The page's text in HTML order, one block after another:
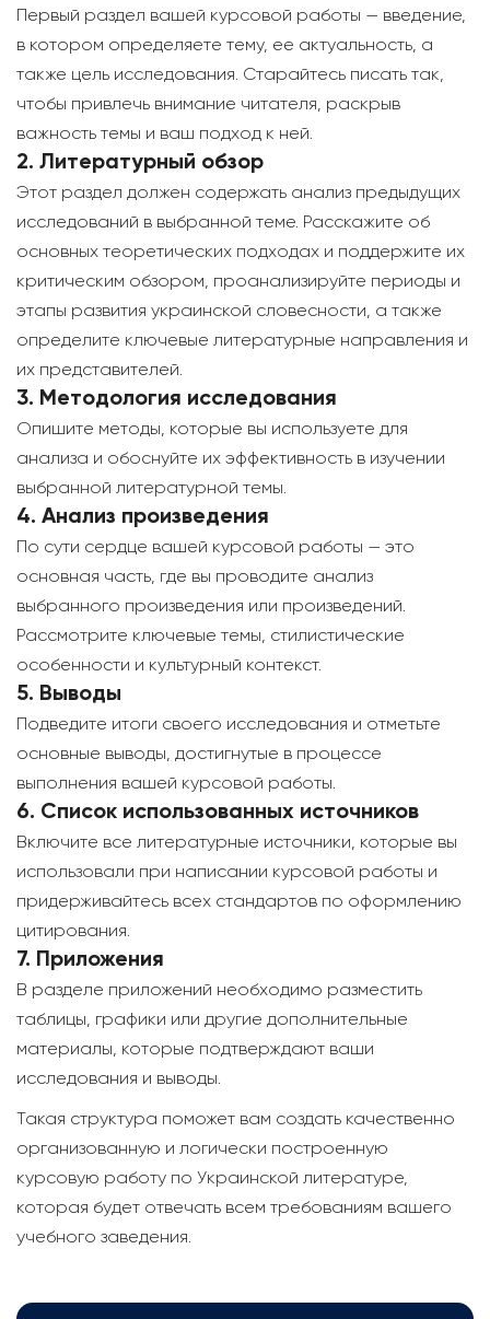
Первый раздел вашей курсовой работы — введение,
в котором определяете тему, ее актуальность, а
также цель исследования. Старайтесь писать так,
чтобы привлечь внимание читателя, раскрыв
важность темы и ваш подход к ней.
2. Литературный обзор
Этот раздел должен содержать анализ предыдущих
исследований в выбранной теме. Расскажите об
основных теоретических подходах и поддержите их
критическим обзором, проанализируйте периоды и
этапы развития украинской словесности, а также
определите ключевые литературные направления и
их представителей.
3. Методология исследования
Опишите методы, которые вы используете для
анализа и обоснуйте их эффективность в изучении
выбранной литературной темы.
4. Анализ произведения
По сути сердце вашей курсовой работы — это
основная часть, где вы проводите анализ
выбранного произведения или произведений.
Рассмотрите ключевые темы, стилистические
особенности и культурный контекст.
5. Выводы
Подведите итоги своего исследования и отметьте
основные выводы, достигнутые в процессе
выполнения вашей курсовой работы.
6. Список использованных источников
Включите все литературные источники, которые вы
использовали при написании курсовой работы и
придерживайтесь всех стандартов по оформлению
цитирования.
7. Приложения
В разделе приложений необходимо разместить
таблицы, графики или другие дополнительные
материалы, которые подтверждают ваши
исследования и выводы.
Такая структура поможет вам создать качественно
организованную и логически построенную
курсовую работу по Украинской литературе,
которая будет отвечать всем требованиям вашего
учебного заведения.